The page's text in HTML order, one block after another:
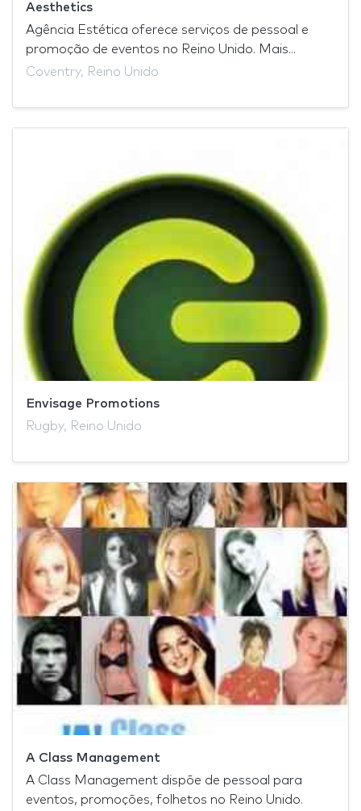
Aesthetics
Agência Estética oferece serviços de pessoal e
promoção de eventos no Reino Unido. Mais...
Coventry, Reino Unido
Envisage Promotions
Rugby, Reino Unido
A Class Management
A Class Management dispõe de pessoal para
eventos, promoções, folhetos no Reino Unido.